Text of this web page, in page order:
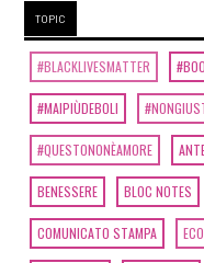
TOPIC
#BLACKLIVESMATTER
#MAIPIÙDEBOLI
#QUESTONONÈAMORE
BENESSERE BLOC NOTES
COMUNICATO STAMPA ECO